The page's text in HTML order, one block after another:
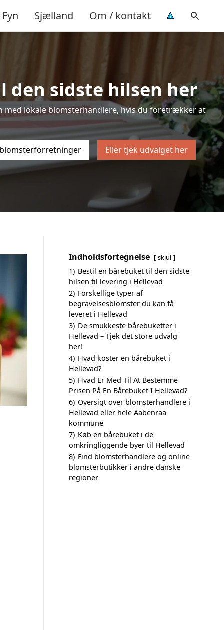
Fyn Sjælland Om / kontakt
den sidste hilsen her
med lokale blomsterhandlere, hvis du foretrækker at
Eller tjek udvalget her
Indholdsfortegnelse skjul
1) Bestil en bårebuket til den sidste
hilsen til levering i Hellevad
2) Forskellige typer af
begravelsesblomster du kan få
leveret i Hellevad
3) De smukkeste bårebuketter i
Hellevad – Tjek det store udvalg
her!
4) Hvad koster en bårebuket i
Hellevad?
5) Hvad Er Med Til At Bestemme
Prisen På En Bårebuket I Hellevad?
6) Oversigt over blomsterhandlere i
Hellevad eller hele Aabenraa
kommune
7) Køb en bårebuket i de
omkringliggende byer til Hellevad
8) Find blomsterhandlere og online
blomsterbutikker i andre danske
regioner